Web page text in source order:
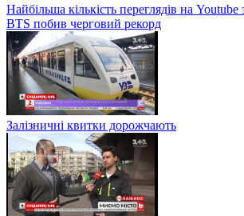
Найбільша кількість переглядів на
BTS побив черговий рекорд
Залізничні квитки дорожчають